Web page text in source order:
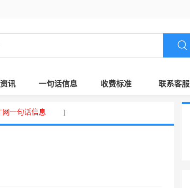
讯 一句话信息 收费标准 联系客服
一句话信息 ]